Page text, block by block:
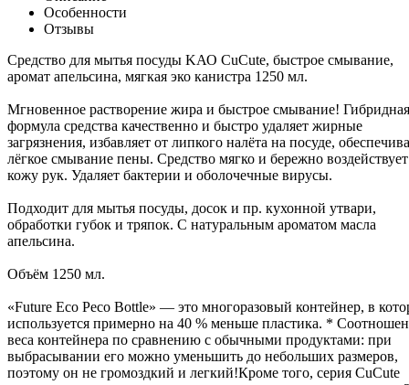
Особенности
Отзывы
Средство для мытья посуды KАО CuCute, быстрое смывание,
аромат апельсина, мягкая эко канистра 1250 мл.
Мгновенное растворение жира и быстрое смывание! Гибридная
формула средства качественно и быстро удаляет жирные
загрязнения, избавляет от липкого налёта на посуде,
лёгкое смывание пены. Средство мягко и бережно
кожу рук. Удаляет бактерии и оболочечные вирусы.
Подходит для мытья посуды, досок и пр. кухонной утвари,
обработки губок и тряпок. С натуральным ароматом масла
апельсина.
Объём 1250 мл.
«Future Eco Peco Bottle» — это многоразовый контейнер, в
используется примерно на 40 % меньше пластика. *
веса контейнера по сравнению с обычными продуктами: при
выбрасывании его можно уменьшить до небольших размеров,
поэтому он не громоздкий и легкий!Кроме того, серия CuCute